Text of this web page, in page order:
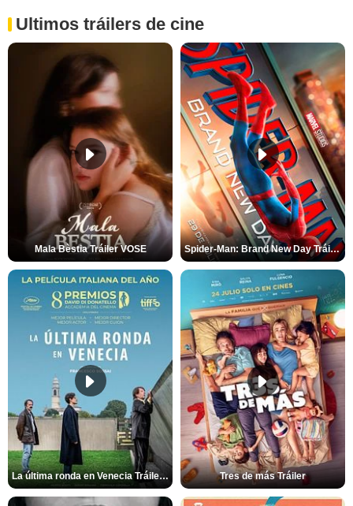
Ultimos tráilers de cine
Mala Bèstia Tráiler VOSE Spider-Man: Brand New Day Tráiler (3)
La última ronda en Venecia Tráiler VOSE Tres de más Tráiler